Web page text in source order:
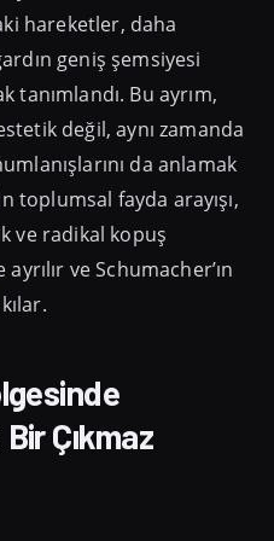
hareketler, daha
geniş şemsiyesi
tanımlandı. Bu ayrım,
değil, aynı zamanda
da anlamak
fayda arayışı,
ve radikal kopuş
ve Schumacher’ın
Çıkmaz